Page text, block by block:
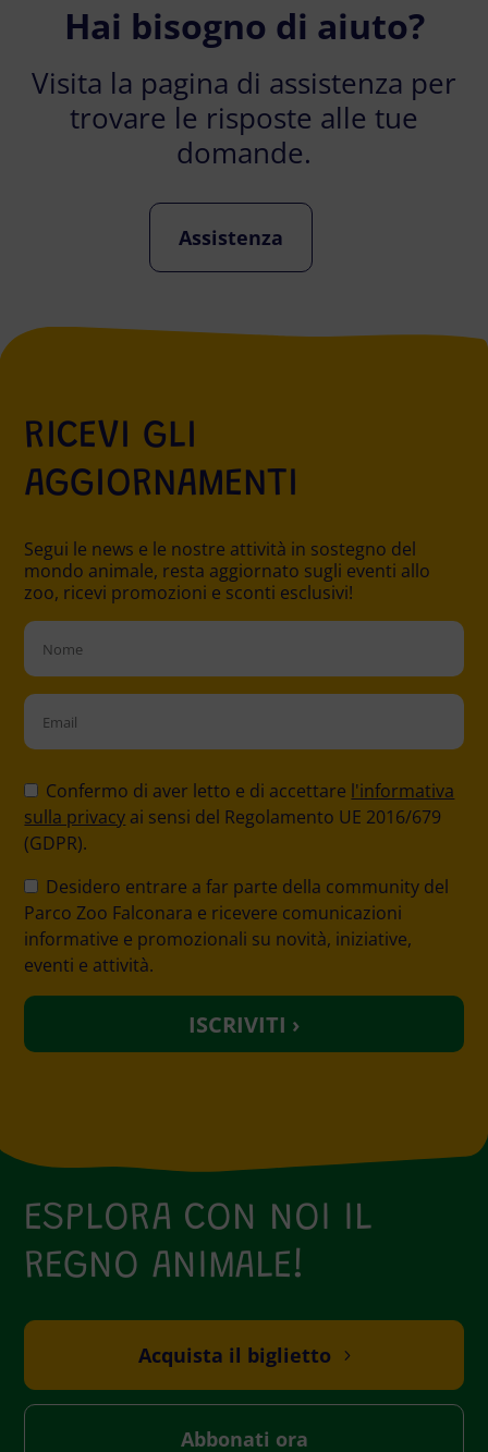
Hai bisogno di aiuto?
Visita la pagina di assistenza per
trovare le risposte alle tue
domande.
Assistenza
RICEVI GLI
AGGIORNAMENTI
Segui le news e le nostre attività in sostegno del
mondo animale, resta aggiornato sugli eventi allo
zoo, ricevi promozioni e sconti esclusivi!
leave
this
field
Confermo di aver letto e di accettare l'informativa
sulla privacy ai sensi del Regolamento UE 2016/679
(GDPR).
Desidero entrare a far parte della community del
Parco Zoo Falconara e ricevere comunicazioni
informative e promozionali su novità, iniziative,
eventi e attività.
ESPLORA CON NOI IL
REGNO ANIMALE!
Acquista il biglietto
Abbonati ora